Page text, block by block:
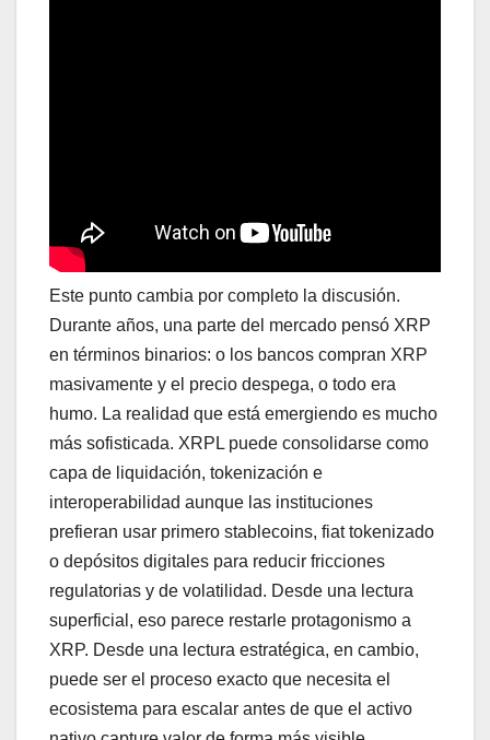
Este punto cambia por completo la discusión.
Durante años, una parte del mercado pensó XRP
en términos binarios: o los bancos compran XRP
masivamente y el precio despega, o todo era
humo. La realidad que está emergiendo es mucho
más sofisticada. XRPL puede consolidarse como
capa de liquidación, tokenización e
interoperabilidad aunque las instituciones
prefieran usar primero stablecoins, fiat tokenizado
o depósitos digitales para reducir fricciones
regulatorias y de volatilidad. Desde una lectura
superficial, eso parece restarle protagonismo a
XRP. Desde una lectura estratégica, en cambio,
puede ser el proceso exacto que necesita el
ecosistema para escalar antes de que el activo